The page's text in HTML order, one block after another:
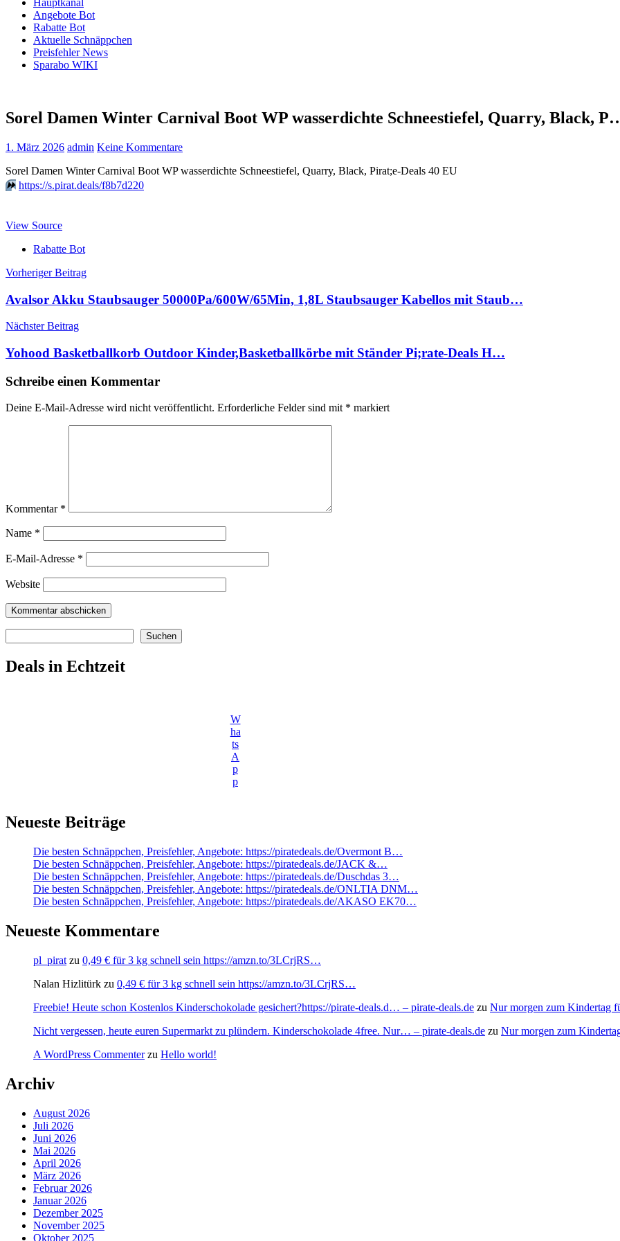
Hauptkanal
Angebote Bot
Rabatte Bot
Aktuelle Schnäppchen
Preisfehler News
Sparabo WIKI
Sorel Damen Winter Carnival Boot WP wasserdichte Schneestiefel, Quarry, Black,
1. März 2026 admin Keine Kommentare
Sorel Damen Winter Carnival Boot WP wasserdichte Schneestiefel, Quarry, Black, Pirat;e-Deals 40 EU
⏩️ https://s.pirat.deals/f8b7d220
View Source
Rabatte Bot
Beitragsnavigation
Vorheriger Beitrag
Avalsor Akku Staubsauger 50000Pa/600W/65Min, 1,8L Staubsauger Kabellos mit Staub…
Nächster Beitrag
Yohood Basketballkorb Outdoor Kinder,Basketballkörbe mit Ständer Pi;rate-Deals H…
Schreibe einen Kommentar
Deine E-Mail-Adresse wird nicht veröffentlicht. Erforderliche Felder sind mit * markiert
Kommentar *
Name *
E-Mail-Adresse *
Website
Suchen
Deals in Echtzeit
W
ha
ts
A
p
p
Neueste Beiträge
Die besten Schnäppchen, Preisfehler, Angebote: https://piratedeals.de/Overmont B…
Die besten Schnäppchen, Preisfehler, Angebote: https://piratedeals.de/JACK &…
Die besten Schnäppchen, Preisfehler, Angebote: https://piratedeals.de/Duschdas 3…
Die besten Schnäppchen, Preisfehler, Angebote: https://piratedeals.de/ONLTIA DNM…
Die besten Schnäppchen, Preisfehler, Angebote: https://piratedeals.de/AKASO EK70…
Neueste Kommentare
pl_pirat zu 0,49 € für 3 kg schnell sein https://amzn.to/3LCrjRS…
Nalan Hizlitürk zu 0,49 € für 3 kg schnell sein https://amzn.to/3LCrjRS…
Freebie! Heute schon Kostenlos Kinderschokolade gesichert?https://pirate-deals.d… – pirate-deals.de zu Nur morgen zum Kindertag
Nicht vergessen, heute euren Supermarkt zu plündern. Kinderschokolade 4free. Nur… – pirate-deals.de zu Nur morgen zum
A WordPress Commenterzu Hello world!
Archiv
August 2026
Juli 2026
Juni 2026
Mai 2026
April 2026
März 2026
Februar 2026
Januar 2026
Dezember 2025
November 2025
Oktober 2025